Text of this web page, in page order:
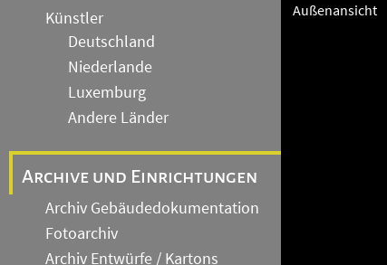
Künstler
Deutschland
Niederlande
Luxemburg
Andere Länder
Archive und Einrichtungen
Archiv Gebäudedokumentation
Fotoarchiv
Archiv Entwürfe / Kartons
Außenansicht